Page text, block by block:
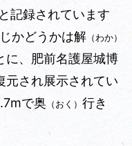
記録されています
かどうかは解 （わか）
に、肥前名護屋城博
元され展示されてい
で奥 （おく） 行き